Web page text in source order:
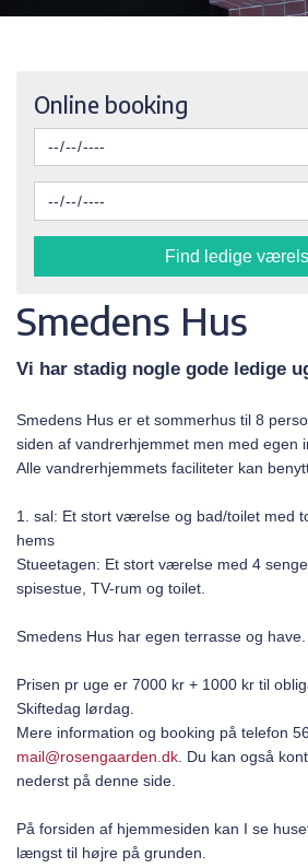
Online booking
Find ledige
Smedens Hus
Vi har stadig nogle gode ledige
Smedens Hus er et sommerhus til 8
siden af vandrerhjemmet men med egen
Alle vandrerhjemmets faciliteter kan
1. sal: Et stort værelse og bad/toilet med
hems
Stueetagen: Et stort værelse med 4
spisestue, TV-rum og toilet.
Smedens Hus har egen terrasse og have.
Prisen pr uge er 7000 kr + 1000 kr til
Skiftedag lørdag.
Mere information og booking på telefon
mail@rosengaarden.dk. Du kan også
nederst på denne side.
På forsiden af hjemmesiden kan I se
længst til højre på grunden.